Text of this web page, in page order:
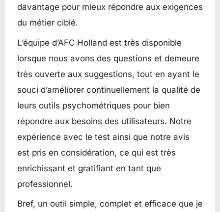
davantage pour mieux répondre aux exigences
du métier ciblé.
L’équipe d’AFC Holland est très disponible
lorsque nous avons des questions et demeure
très ouverte aux suggestions, tout en ayant le
souci d’améliorer continuellement la qualité de
leurs outils psychométriques pour bien
répondre aux besoins des utilisateurs. Notre
expérience avec le test ainsi que notre avis
est pris en considération, ce qui est très
enrichissant et gratifiant en tant que
professionnel.
Bref, un outil simple, complet et efficace que je